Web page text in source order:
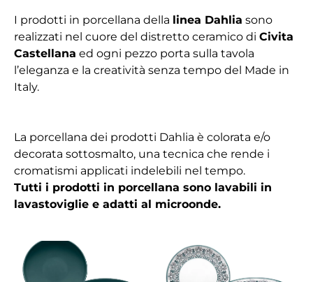
I prodotti in porcellana della linea Dahlia sono
realizzati nel cuore del distretto ceramico di Civita
Castellana ed ogni pezzo porta sulla tavola
l’eleganza e la creatività senza tempo del Made in
Italy.
La porcellana dei prodotti Dahlia è colorata e/o
decorata sottosmalto, una tecnica che rende i
cromatismi applicati indelebili nel tempo.
Tutti i prodotti in porcellana sono lavabili in
lavastoviglie e adatti al microonde.